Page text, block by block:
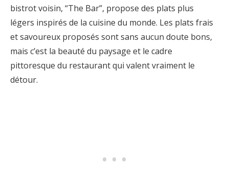
bistrot voisin, “The Bar”, propose des plats plus
légers inspirés de la cuisine du monde. Les plats frais
et savoureux proposés sont sans aucun doute bons,
mais c’est la beauté du paysage et le cadre
pittoresque du restaurant qui valent vraiment le
détour.